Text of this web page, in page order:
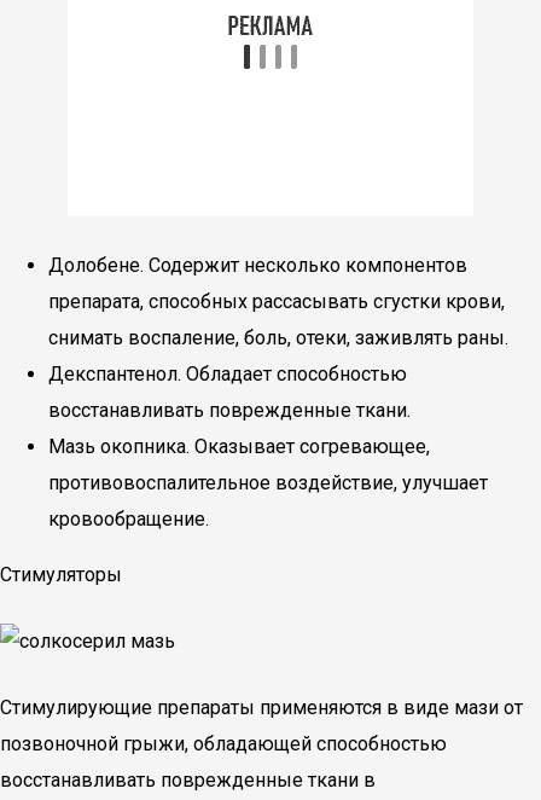
Долобене. Содержит несколько компонентов
препарата, способных рассасывать сгустки крови,
снимать воспаление, боль, отеки, заживлять раны.
Декспантенол. Обладает способностью
восстанавливать поврежденные ткани.
Мазь окопника. Оказывает согревающее,
противовоспалительное воздействие, улучшает
кровообращение.
Стимуляторы
Стимулирующие препараты применяются в виде мази от
позвоночной грыжи, обладающей способностью
восстанавливать поврежденные ткани в